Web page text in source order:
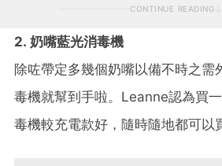
CONTINUE READING
2. 奶嘴藍光消毒機
除咗帶定多幾個奶嘴以備不時之需
毒機就幫到手啦。Leanne認為買
毒機較充電款好，隨時隨地都可以